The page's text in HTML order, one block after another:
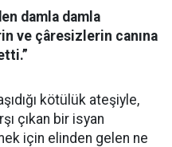
damla damla
ve çâresizlerin canına
kötülük ateşiyle,
çıkan bir isyan
için elinden gelen ne